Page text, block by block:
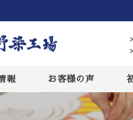
報 お客様の声